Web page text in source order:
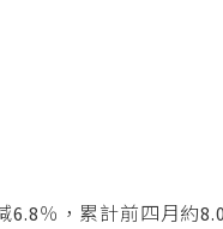
％，累計前四月約